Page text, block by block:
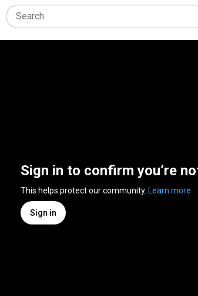
Sign in to confirm you’re
This helps protect our community. Learn more
Sign in